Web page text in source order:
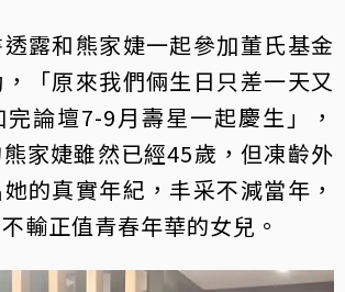
露和熊家婕一起參加董氏基金
「原來我們倆生日只差一天又
論壇7-9月壽星一起慶生」，
家婕雖然已經45歲，但凍齡外
的真實年紀，丰采不減當年，
輸正值青春年華的女兒。